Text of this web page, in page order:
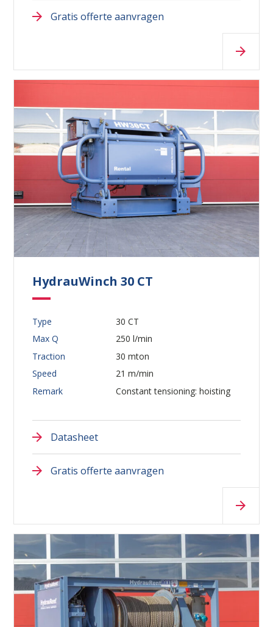
Gratis offerte aanvragen
HydrauWinch 30 CT
Type
30 CT
Max Q
250 l/min
Traction
30 mton
Speed
21 m/min
Remark
Constant tensioning: hoisting
Datasheet
Gratis offerte aanvragen